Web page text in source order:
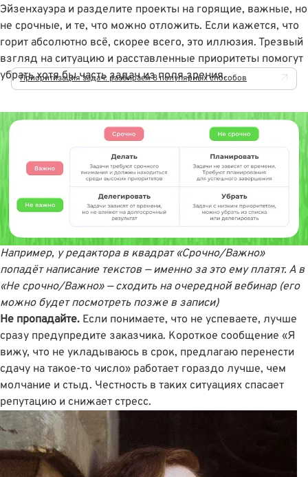
Эйзенхауэра и разделите проекты на горящие, важные, но
не срочные, и те, что можно отложить. Если кажется, что
горит абсолютно всё, скорее всего, это иллюзия. Трезвый
взгляд на ситуацию и расставленные приоритеты помогут
убрать хотя бы часть задач из поля зрения.
Приоритизация задач: разбираем 8 популярных способов
Например, у редактора в квадрат «Срочно/Важно»
попадёт написание текстов — именно за это ему платят. А в
«Не срочно/Важно» — сходить на очередной вебинар (его
можно будет посмотреть позже в записи)
Не пропадайте. Если понимаете, что не успеваете, лучше
сразу предупредите заказчика. Короткое сообщение «Я
вижу, что не укладываюсь в срок, предлагаю перенести
сдачу на такое-то число» работает гораздо лучше, чем
молчание и стыд. Честность в таких ситуациях спасает
репутацию и снижает стресс.